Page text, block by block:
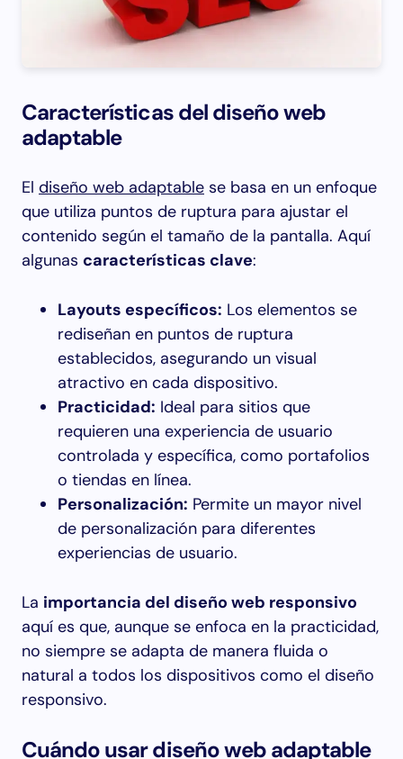
Características del diseño web
adaptable
El diseño web adaptable se basa en un enfoque
que utiliza puntos de ruptura para ajustar el
contenido según el tamaño de la pantalla. Aquí
algunas características clave:
Layouts específicos: Los elementos se
rediseñan en puntos de ruptura
establecidos, asegurando un visual
atractivo en cada dispositivo.
Practicidad: Ideal para sitios que
requieren una experiencia de usuario
controlada y específica, como portafolios
o tiendas en línea.
Personalización: Permite un mayor nivel
de personalización para diferentes
experiencias de usuario.
La importancia del diseño web responsivo
aquí es que, aunque se enfoca en la practicidad,
no siempre se adapta de manera fluida o
natural a todos los dispositivos como el diseño
responsivo.
Cuándo usar diseño web adaptable